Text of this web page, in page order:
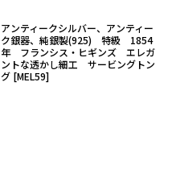
アンティークシルバー、アンティー
ク銀器、純銀製(925) 特級 1854
年 フランシス・ヒギンズ エレガ
ントな透かし細工 サービングトン
グ [MEL59]